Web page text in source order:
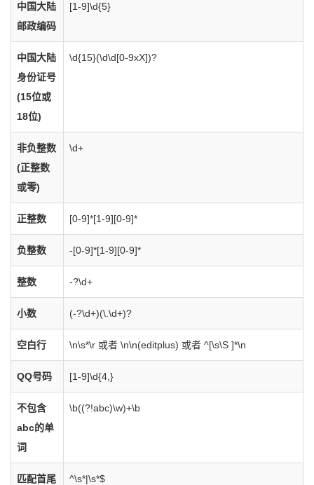
中国大陆
邮政编码
[1-9]\d{5}
中国大陆
身份证号
(15位或
18位)
\d{15}(\d\d[0-9xX])?
非负整数
(正整数
或零)
\d+
正整数 [0-9]*[1-9][0-9]*
负整数 -[0-9]*[1-9][0-9]*
整数 -?\d+
小数 (-?\d+)(\.\d+)?
空白行 \n\s*\r 或者 \n\n(editplus) 或者 ^[\s\S ]*\n
QQ号码 [1-9]\d{4,}
不包含
abc的单
词
\b((?!abc)\w)+\b
匹配首尾
^\s*|\s*$